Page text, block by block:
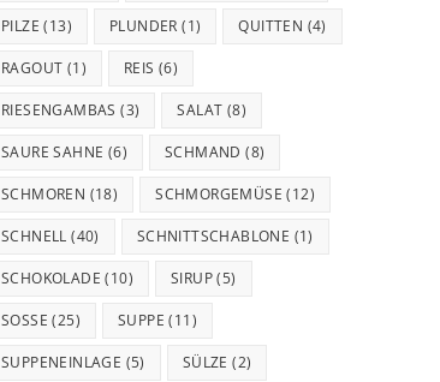
PILZE (13) PLUNDER (1) QUITTEN (4)
RAGOUT (1) REIS (6)
RIESENGAMBAS (3) SALAT (8)
SAURE SAHNE (6) SCHMAND (8)
SCHMOREN (18) SCHMORGEMÜSE (12)
SCHNELL (40) SCHNITTSCHABLONE (1)
SCHOKOLADE (10) SIRUP(5)
SOSSE (25) SUPPE (11)
SUPPENEINLAGE (5) SÜLZE (2)